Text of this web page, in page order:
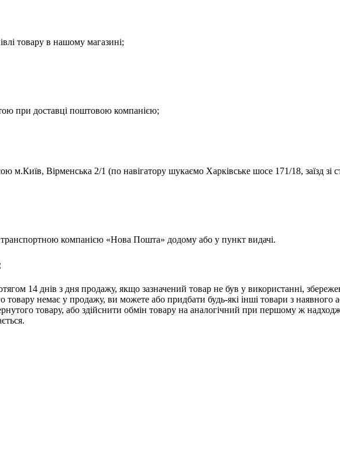
товару в нашому магазині;
при доставці поштовою компанією;
м.Київ, Вірменська 2/1 (по навігатору шукаємо Харківське шосе 171/18, заїзд зі
транспортною компанією «Нова Пошта» додому або у пункт видачі.
14 днів з дня продажу, якщо зазначений товар не був у використанні,
немає у продажу, ви можете або придбати будь-які інші товари з наявного
товару, або здійснити обмін товару на аналогічний при першому ж